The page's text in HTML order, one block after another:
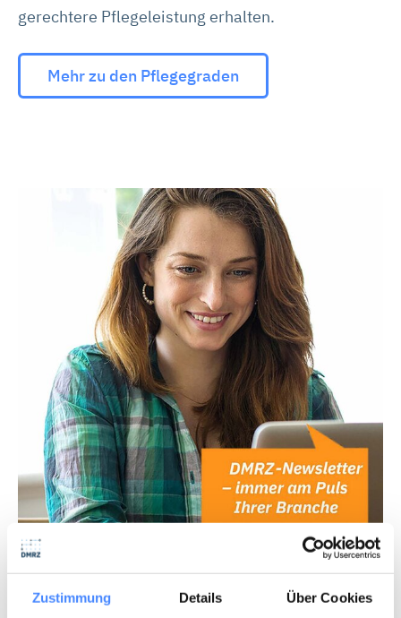
Zustimmung Details Über Cookies
gerechtere Pflegeleistung erhalten.
Mehr zu den Pflegegraden
Abonniere unseren Newsletter
Profitiere von den aktuellen News deiner Branche!